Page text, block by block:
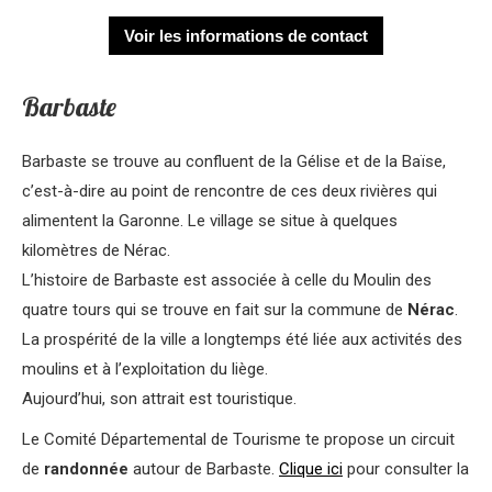
Voir les informations de contact
Barbaste
Barbaste se trouve au confluent de la Gélise et de la Baïse,
c’est-à-dire au point de rencontre de ces deux rivières qui
alimentent la Garonne. Le village se situe à quelques
kilomètres de Nérac.
L’histoire de Barbaste est associée à celle du Moulin des
quatre tours qui se trouve en fait sur la commune de Nérac.
La prospérité de la ville a longtemps été liée aux activités des
moulins et à l’exploitation du liège.
Aujourd’hui, son attrait est touristique.
Le Comité Départemental de Tourisme te propose un circuit
de randonnée autour de Barbaste. Clique ici pour consulter la